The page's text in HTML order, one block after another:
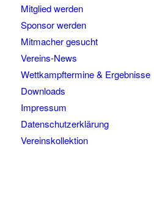
Mitglied werden
Sponsor werden
Mitmacher gesucht
Vereins-News
Wettkampftermine & Ergebnisse
Downloads
Impressum
Datenschutzerklärung
Vereinskollektion